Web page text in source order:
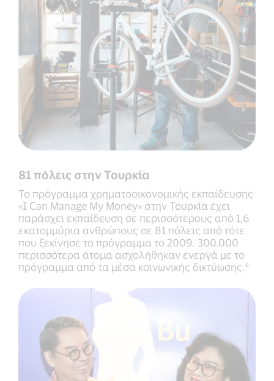
81 πόλεις στην Τουρκία
Το πρόγραμμα χρηματοοικονομικής εκπαίδευσης
«I Can Manage My Money» στην Τουρκία έχει
παράσχει εκπαίδευση σε περισσότερους από 1,6
εκατομμύρια ανθρώπους σε 81 πόλεις από τότε
που ξεκίνησε το πρόγραμμα το 2009. 300.000
περισσότερα άτομα ασχολήθηκαν ενεργά με το
πρόγραμμα από τα μέσα κοινωνικής δικτύωσης.⁶